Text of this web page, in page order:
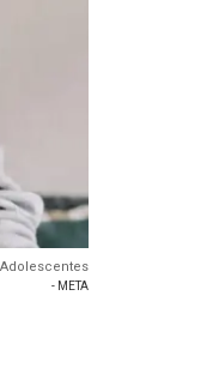
- META